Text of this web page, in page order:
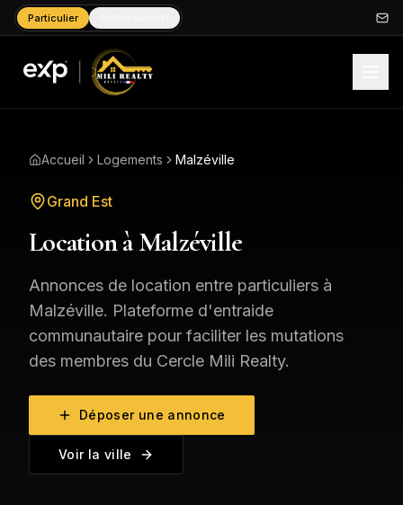
Particulier
Accueil Logements Malzéville
Grand Est
Location àMalzéville
Annonces de location entre particuliers à
Malzéville. Plateforme d'entraide
communautaire pour faciliter les mutations
des membres du Cercle Mili Realty.
Déposer une annonce
Voir la ville